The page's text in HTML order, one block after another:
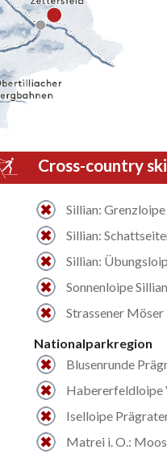
Cross-country
Sillian: Grenzloipe
Sillian:
Sillian:
Sonnenloipe Sillian
Strassener Möser
Nationalparkregion
Blusenrunde
Habererfeldloipe
Iselloipe
Matrei i. O.: